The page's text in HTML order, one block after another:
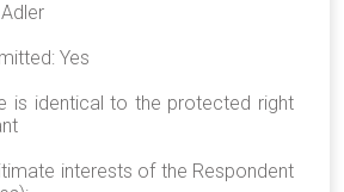
Yes
is identical to the protected right
interests of the Respondent